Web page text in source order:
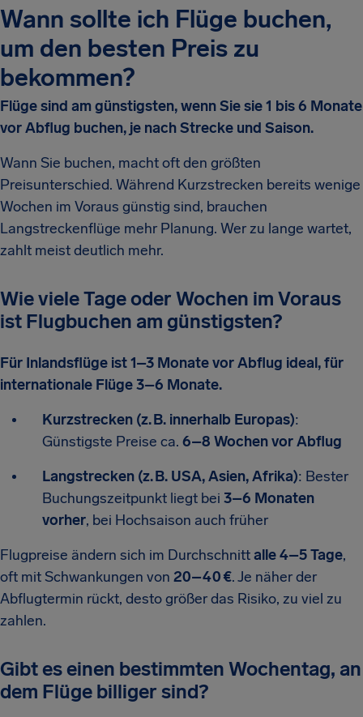
Wann sollte ich Flüge buchen,
um den besten Preis zu
bekommen?
Flüge sind am günstigsten, wenn Sie sie 1 bis 6 Monate
vor Abflug buchen, je nach Strecke und Saison.
Wann Sie buchen, macht oft den größten
Preisunterschied. Während Kurzstrecken bereits wenige
Wochen im Voraus günstig sind, brauchen
Langstreckenflüge mehr Planung. Wer zu lange wartet,
zahlt meist deutlich mehr.
Wie viele Tage oder Wochen im Voraus
ist Flugbuchen am günstigsten?
Für Inlandsflüge ist 1–3 Monate vor Abflug ideal, für
internationale Flüge 3–6 Monate.
Kurzstrecken (z. B. innerhalb Europas):
Günstigste Preise ca. 6–8 Wochen vor Abflug
Langstrecken (z. B. USA, Asien, Afrika): Bester
Buchungszeitpunkt liegt bei 3–6 Monaten
vorher, bei Hochsaison auch früher
Flugpreise ändern sich im Durchschnittalle 4–5 Tage,
oft mit Schwankungen von 20–40 €. Je näher der
Abflugtermin rückt, desto größer das Risiko, zu viel zu
zahlen.
Gibt es einen bestimmten Wochentag, an
dem Flüge billiger sind?